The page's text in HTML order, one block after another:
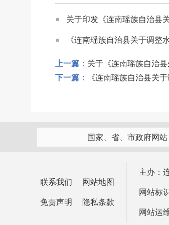
关于印发《连南瑶族自治县
《连南瑶族自治县关于调整
上一篇： 关于《连南瑶族自治
下一篇：
《连南瑶族自治县关
国家、省、市政府网站
联系我们 网站地图
免责声明 隐私条款
主办：
网站标
网站运